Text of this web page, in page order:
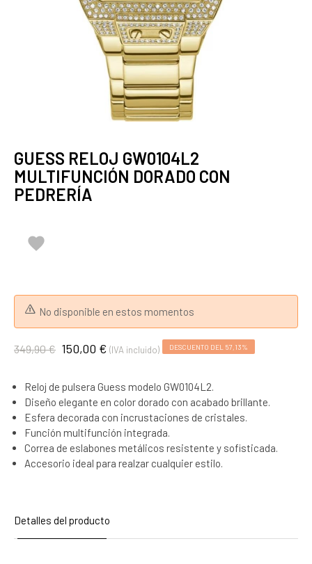
GUESS RELOJ GW0104L2
MULTIFUNCIÓN DORADO CON
PEDRERÍA

No disponible en estos momentos
349,90 € 150,00 € (IVA incluido) DESCUENTO DEL 57,13%
Reloj de pulsera Guess modelo GW0104L2.
Diseño elegante en color dorado con acabado brillante.
Esfera decorada con incrustaciones de cristales.
Función multifunción integrada.
Correa de eslabones metálicos resistente y sofisticada.
Accesorio ideal para realzar cualquier estilo.
Detalles del producto